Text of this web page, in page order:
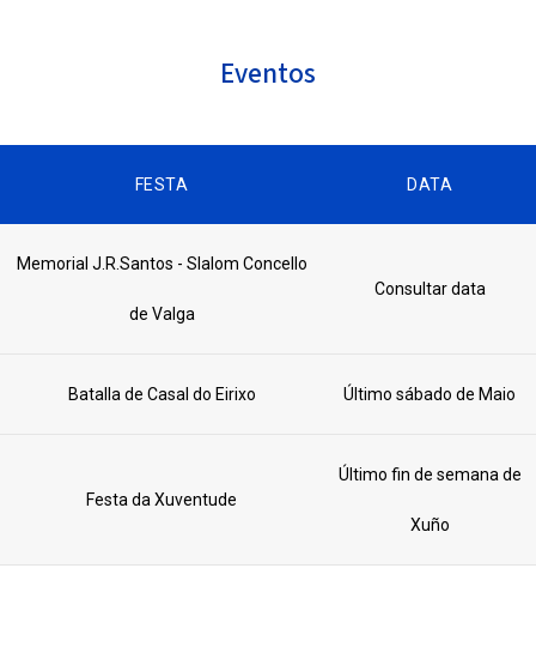
Eventos
FESTA DATA
Memorial J.R.Santos - Slalom Concello
de Valga
Consultar data
Batalla de Casal do Eirixo Último sábado de Maio
Festa da Xuventude
Último fin de semana de
Xuño